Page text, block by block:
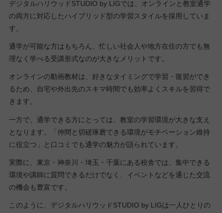
デジタルハリウッドSTUDIO by LIGでは、オンラインと教室通学
の両方に対応したハイブリッド型の学習スタイルを採用していま
す。
通学が可能な方はもちろん、忙しい社会人や地方在住の方でも無
理なく学べる受講形式なのが大きなメリットです。
オンラインの動画教材は、好きなタイミングで学習・復習ができ
るため、自宅や外出先のスキマ時間でも効率よくスキルを習得で
きます。
一方で、通学できる方にとっては、教室の学習環境が大きな支え
となります。「仲間と切磋琢磨できる環境がモチベーション維持
に役立つ」と口コミでも通学の魅力が語られています。
実際に、東京・神奈川・埼玉・千葉にある校舎では、集中できる
環境や講師に質問できるだけでなく、イベントなどを通じた交流
の機会も豊富です。
このように、デジタルハリウッドSTUDIO by LIGは一人ひとりの